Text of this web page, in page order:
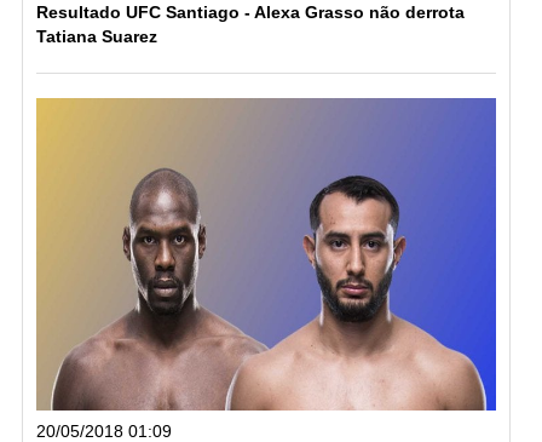
Resultado UFC Santiago - Alexa Grasso não derrota
Tatiana Suarez
20/05/2018 01:09